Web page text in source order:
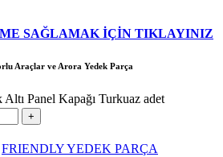
SAĞLAMAK İÇİN TIKLAYINIZ
Araçlar ve Arora Yedek Parça
Panel Kapağı Turkuaz adet
FRIENDLY YEDEK PARÇA